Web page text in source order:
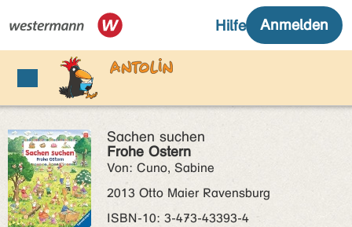
Sachen suchen
Frohe Ostern
Von: Cuno, Sabine
2013 Otto Maier Ravensburg
ISBN‑10: 3-473-43393-4